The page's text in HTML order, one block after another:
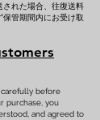
された場合、往復送料
管期間内にお受け取
before
purchase, you
and agreed to